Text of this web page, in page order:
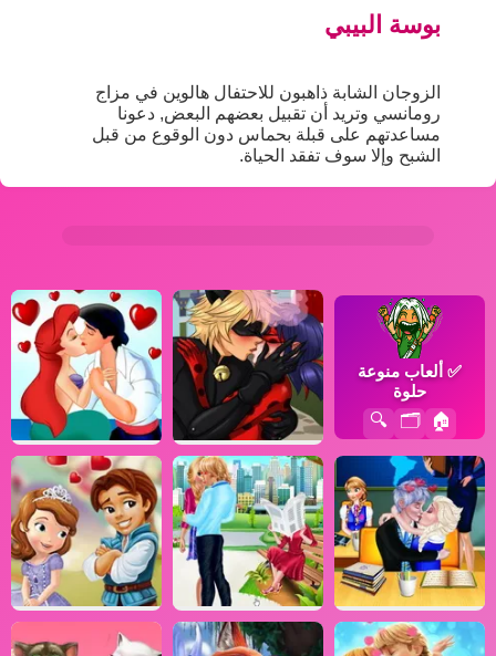
بوسة البيبي
الزوجان الشابة ذاهبون للاحتفال هالوين في مزاج
رومانسي وتريد أن تقبيل بعضهم البعض, دعونا
مساعدتهم على قبلة بحماس دون الوقوع من قبل
الشبح وإلا سوف تفقد الحياة.
✅ ألعاب منوعة
حلوة
🏠
🗂️
🔍